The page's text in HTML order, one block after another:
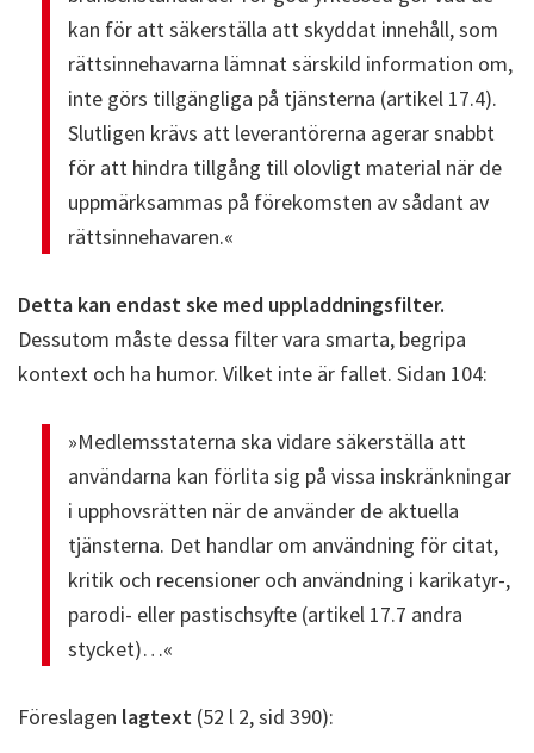
kan för att säkerställa att skyddat innehåll, som
rättsinnehavarna lämnat särskild information om,
inte görs tillgängliga på tjänsterna (artikel 17.4).
Slutligen krävs att leverantörerna agerar snabbt
för att hindra tillgång till olovligt material när de
uppmärksammas på förekomsten av sådant av
rättsinnehavaren.«
Detta kan endast ske med uppladdningsfilter.
Dessutom måste dessa filter vara smarta, begripa
kontext och ha humor. Vilket inte är fallet. Sidan 104:
»Medlemsstaterna ska vidare säkerställa att
användarna kan förlita sig på vissa inskränkningar
i upphovsrätten när de använder de aktuella
tjänsterna. Det handlar om användning för citat,
kritik och recensioner och användning i karikatyr-,
parodi- eller pastischsyfte (artikel 17.7 andra
stycket)…«
Föreslagen lagtext (52 l 2, sid 390):